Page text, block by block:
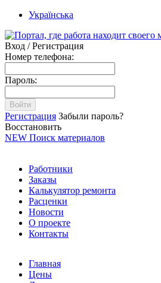
Українська
Вход / Регистрация
Номер телефона:
Пароль:
Войти
Регистрация Забыли пароль?
Восстановить
NEW Поиск материалов
Работники
Заказы
Калькулятор ремонта
Расценки
Новости
О проекте
Контакты
Главная
Цены